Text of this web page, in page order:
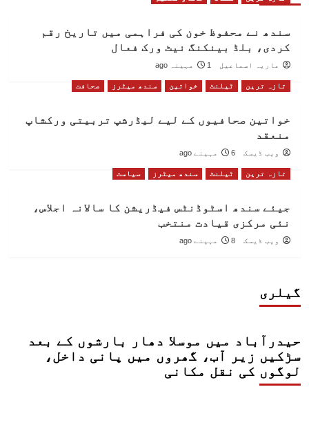
سندھ نے محفوظ خون کی فراہمی میں تاریخ رقم
کردی، بلڈ بینکنگ نیٹ ورک فعال
ماریہ اسماعیل 1 مہینہ ago
تازہ ترین ٹیلنٹ خواتین سندھ میٹرز صحافت
خواتین صحافیوں کے لیے لیڈرشپ تربیتی ورکشاپ
منعقد
ویب ڈیسک 6 مہینے ago
تازہ ترین ٹیلنٹ سندھ میٹرز سیاست
جیئے سندھ اسٹوڈنٹس فیڈریشن کا سالانہ اجلاس،
نئی مرکزی قیادت منتخب
ویب ڈیسک 8 مہینے ago
گیلری
حیدرآباد میں موسلا دھار بارشوں کے بعد
سڑکیں زیر آب، گھروں میں پانی داخل،
لوگوں کی نقل مکانی